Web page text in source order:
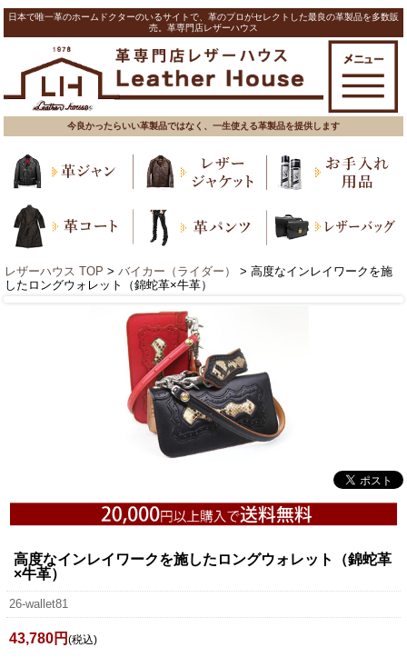
日本で唯一革のホームドクターのいるサイトで、革のプロがセレクトした最良の革製品を多数販
売。革専門店レザーハウス
今良かったらいい革製品ではなく、一生使える革製品を提供します
レザーハウス TOP > バイカー（ライダー）
> 高度なインレイワークを施
したロングウォレット（錦蛇革×牛革）
高度なインレイワークを施したロングウォレット（錦蛇革
×牛革）
26-wallet81
43,780円 (税込)